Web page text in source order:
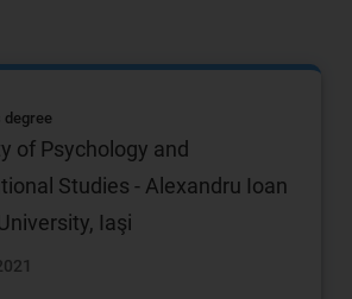
degree
of Psychology and
Studies - Alexandru Ioan
Iaşi